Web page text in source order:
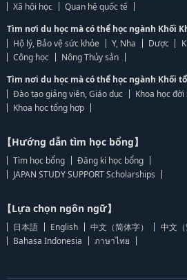
Xã hội học
Quan hệ quốc tế
Tìm nơi du học mà có thể học ngành Khối
Hộ lý, Bảo vệ sức khỏe
Y, Nha Dược
Công học
Nông Thủy sản
Tìm nơi du học mà có thể học ngành Khối
Đào tạo giảng viên, Giáo dục
Khoa học đời
Khoa học tổng hợp
【Hướng dẫn tìm học bổng】
Tìm học bổng
Đăng kí học bổng
JAPAN STUDY SUPPORT Scholarships
【Lựa chọn ngôn ngữ】
日本語 English 中文（简体字） 中文（
Bahasa Indonesia
ภาษาไทย